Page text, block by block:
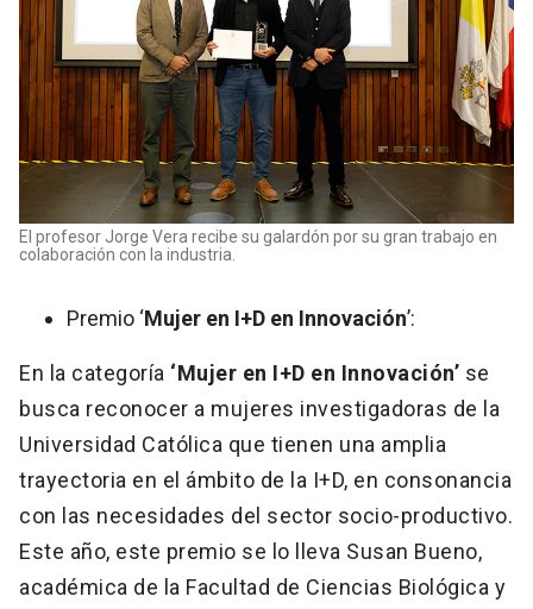
El profesor Jorge Vera recibe su galardón por su gran trabajo en
colaboración con la industria.
Premio ‘Mujer en I+D en Innovación’:
En la categoría ‘Mujer en I+D en Innovación’ se
busca reconocer a mujeres investigadoras de la
Universidad Católica que tienen una amplia
trayectoria en el ámbito de la I+D, en consonancia
con las necesidades del sector socio-productivo.
Este año, este premio se lo lleva Susan Bueno,
académica de la Facultad de Ciencias Biológica y